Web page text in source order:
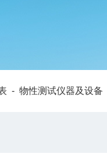
- 物性测试仪器及设备